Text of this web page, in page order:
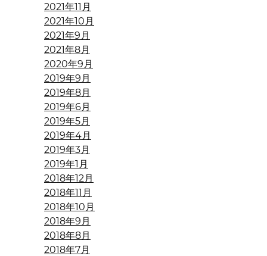
2021年11月
2021年10月
2021年9月
2021年8月
2020年9月
2019年9月
2019年8月
2019年6月
2019年5月
2019年4月
2019年3月
2019年1月
2018年12月
2018年11月
2018年10月
2018年9月
2018年8月
2018年7月